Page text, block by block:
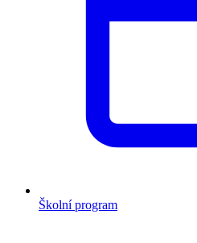
Školní program